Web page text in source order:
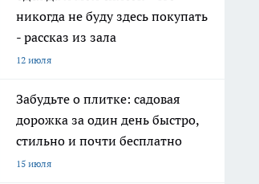
никогда не буду здесь покупать
- рассказ из зала
12 июля
Забудьте о плитке: садовая
дорожка за один день быстро,
стильно и почти бесплатно
15 июля